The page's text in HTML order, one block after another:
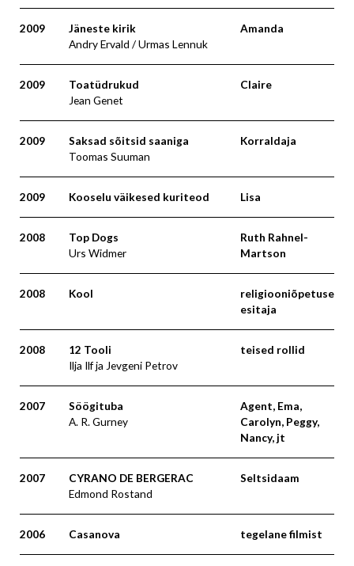
2009
Jäneste kirik
Andry Ervald / Urmas Lennuk
Amanda
2009
Toatüdrukud
Jean Genet
Claire
2009
Saksad sõitsid saaniga
Toomas Suuman
Korraldaja
2009 Kooselu väikesed kuriteod Lisa
2008
Top Dogs
Urs Widmer
Ruth Rahnel-
Martson
2008 Kool
religiooniõpetuse
esitaja
2008
12 Tooli
Ilja Ilf ja Jevgeni Petrov
teised rollid
2007
Söögituba
A. R. Gurney
Agent, Ema,
Carolyn, Peggy,
Nancy, jt
2007
CYRANO DE BERGERAC
Edmond Rostand
Seltsidaam
2006 Casanova tegelane filmist